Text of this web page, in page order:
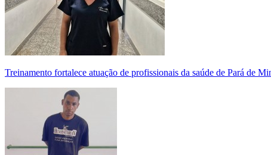
Treinamento fortalece atuação de profissionais da saúde de Pará de